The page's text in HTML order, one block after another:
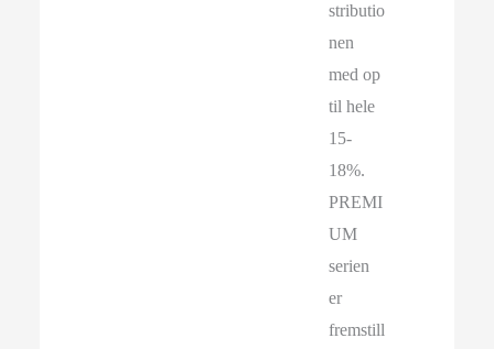
stributio
nen
med op
til hele
15-
18%.
PREMI
UM
serien
er
fremstill